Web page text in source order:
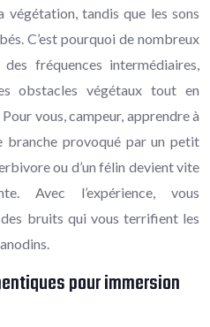
tandis que les sons
C’est pourquoi de nombreux
fréquences intermédiaires,
obstacles végétaux tout en
vous, campeur, apprendre à
branche provoqué par un petit
ou d’un félin devient vite
Avec l’expérience, vous
bruits qui vous terrifient les
pour immersion